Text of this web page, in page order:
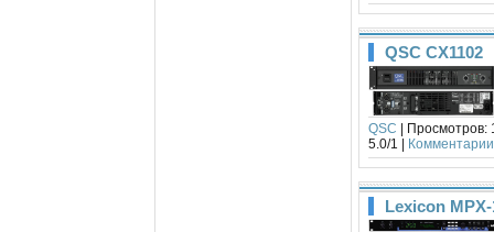
QSC CX1102
QSC | Просмотров:
5.0/1 |
Lexicon